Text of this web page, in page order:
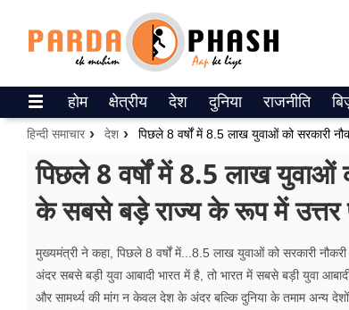
ePaper
वेब स्टोरीज
उत्तर प्रदेश
वीडियो
होम क्षेत्रीय देश दुनिया राजनीति
हिन्दी समाचार देश
पिछले 8 वर्षों में 8.5 लाख युवाओं
के सबसे बड़े राज्य के रूप में उत्तर
मुख्यमंत्री ने कहा, पिछले 8 वर्षों में...8.5 लाख युवाओं को सरकारी
अंदर सबसे बड़ी युवा आबादी भारत में है, तो भारत में सबसे बड़ी युवा
और सामर्थ्य की मांग न केवल देश के अंदर बल्कि दुनिया के तमाम अन्य देशों